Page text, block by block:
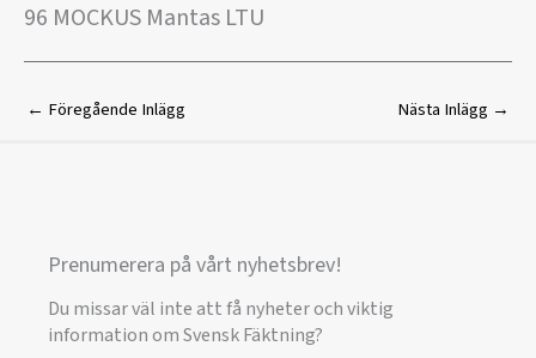
96 MOCKUS Mantas LTU
← Föregående Inlägg Nästa Inlägg →
Prenumerera på vårt nyhetsbrev!
Du missar väl inte att få nyheter och viktig
information om Svensk Fäktning?